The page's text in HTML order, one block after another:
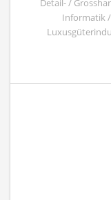
Detail- /
Informatik